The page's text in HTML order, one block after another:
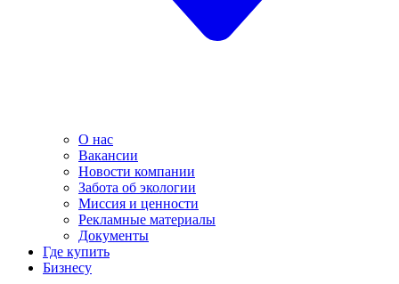
О нас
Вакансии
Новости компании
Забота об экологии
Миссия и ценности
Рекламные материалы
Документы
Где купить
Бизнесу